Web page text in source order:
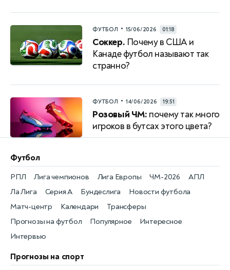
ФУТБОЛ • 15/06/2026 01:18
Соккер. Почему в США и
Канаде футбол называют так
странно?
ФУТБОЛ • 14/06/2026 19:51
Розовый ЧМ: почему так много
игроков в бутсах этого цвета?
Футбол
Новости футбола
РПЛ
Матч-центр
Лига чемпионов
Календари
Лига Европы
Трансферы
ЧМ-2026
Прогнозы на футбол
АПЛ
Популярное
Ла Лига
Интересное
Серия А
Интервью
Бундеслига
Прогнозы на спорт